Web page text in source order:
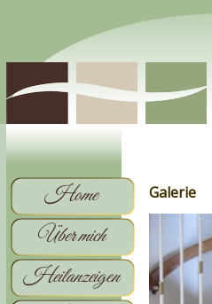
Home
Über mich
Heilanzeigen
Galerie